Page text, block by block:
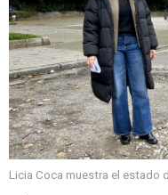
Licia Coca muestra el estado